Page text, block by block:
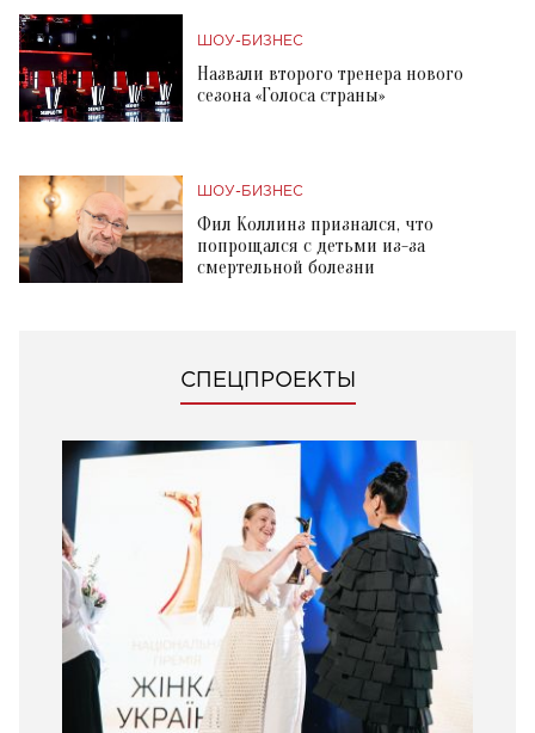
ШОУ-БИЗНЕС
Назвали второго тренера нового
сезона «Голоса страны»
ШОУ-БИЗНЕС
Фил Коллинз признался, что
попрощался с детьми из-за
смертельной болезни
СПЕЦПРОЕКТЫ